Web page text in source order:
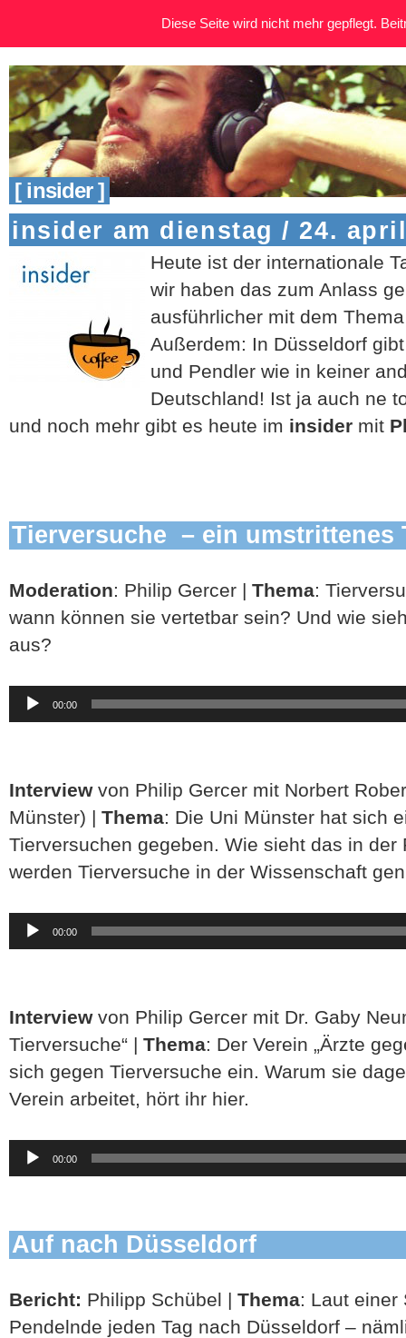
[ insider ]
insider am dienstag / 24.
Heute ist der internationale
wir haben das zum Anlass
ausführlicher mit dem
Außerdem: In Düsseldorf
und Pendler wie in keiner
Deutschland! Ist ja auch ne
und noch mehr gibt es heute im insider mit
Tierversuche – ein umstrittenes
Moderation: Philip Gercer | Thema:
wann können sie vertetbar sein? Und wie
aus?
Audio-
Player
00:00
Interviewvon Philip Gercer mit Norbert
Münster) | Thema: Die Uni Münster hat sich
Tierversuchen gegeben. Wie sieht das in der
werden Tierversuche in der Wissenschaft
Audio-
Player
00:00
Interviewvon Philip Gercer mit Dr. Gaby
Tierversuche“ | Thema: Der Verein „Ärzte
sich gegen Tierversuche ein. Warum sie
Verein arbeitet, hört ihr hier.
Audio-
Player
00:00
Auf nach Düsseldorf
Bericht: Philipp Schübel | Thema: Laut einer
Pendelnde jeden Tag nach Düsseldorf –
Diese Seite wird nicht mehr gepflegt.